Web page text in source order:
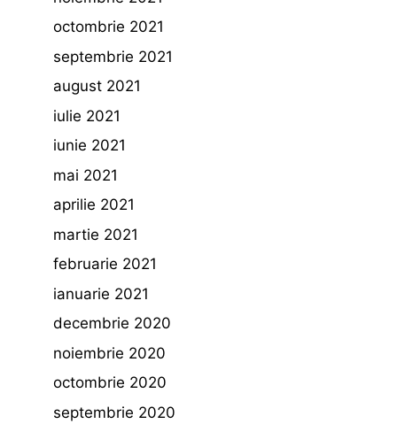
octombrie 2021
septembrie 2021
august 2021
iulie 2021
iunie 2021
mai 2021
aprilie 2021
martie 2021
februarie 2021
ianuarie 2021
decembrie 2020
noiembrie 2020
octombrie 2020
septembrie 2020